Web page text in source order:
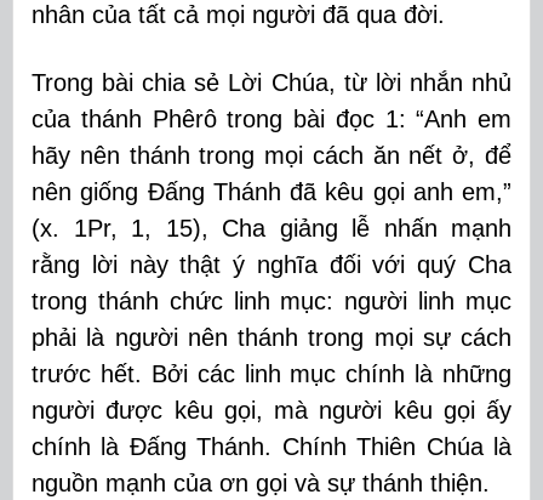
nhân của tất cả mọi người đã qua đời.
Trong bài chia sẻ Lời Chúa, từ lời nhắn nhủ
của thánh Phêrô trong bài đọc 1: “Anh em
hãy nên thánh trong mọi cách ăn nết ở, để
nên giống Đấng Thánh đã kêu gọi anh em,”
(x. 1Pr, 1, 15), Cha giảng lễ nhấn mạnh
rằng lời này thật ý nghĩa đối với quý Cha
trong thánh chức linh mục: người linh mục
phải là người nên thánh trong mọi sự cách
trước hết. Bởi các linh mục chính là những
người được kêu gọi, mà người kêu gọi ấy
chính là Đấng Thánh. Chính Thiên Chúa là
nguồn mạnh của ơn gọi và sự thánh thiện.